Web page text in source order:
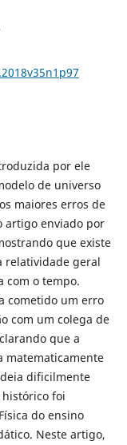
por ele
de universo
maiores erros de
artigo enviado por
que existe
relatividade geral
com o tempo.
cometido um erro
com um colega de
que a
matematicamente
dificilmente
foi
do ensino
Neste artigo,